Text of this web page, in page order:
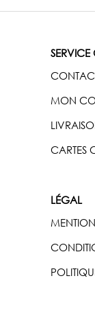
SERVICE
MON
CARTES
LÉGAL